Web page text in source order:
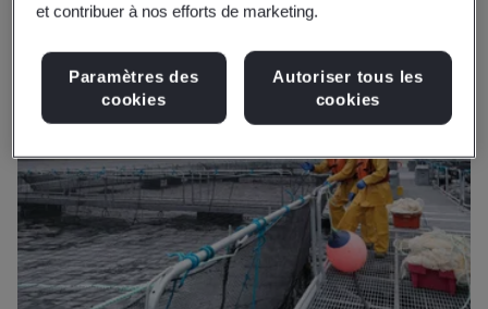
et contribuer à nos efforts de marketing.
Paramètres des
cookies
Autoriser tous les
cookies